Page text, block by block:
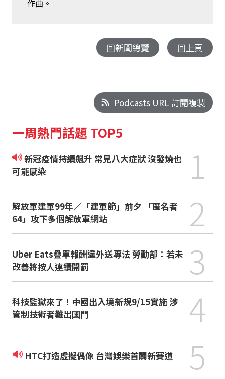
作曲。
回新聞總覽 回上頁
Podcasts URL 訂閱複製
一周熱門話題 TOP5
新冠疫情持續飆升 常見八大症狀 沒發燒也
可能感染
1
解放軍建軍99年／「建軍節」前夕 「匿名者
64」攻下多個解放軍網站
2
Uber Eats疊單報酬違外送專法 勞動部：若未
改善將按人連續開罰
3
科技監獄來了！中國出入境新規9/15實施 涉
管制技術者難出國門
4
HTC打造虛擬偶像 台灣娛樂首闢新賽道 5